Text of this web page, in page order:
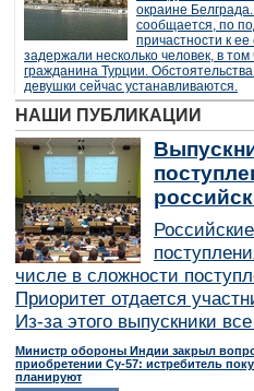
окраине
сообщается, по
причастности к ее
задержали несколько человек, в том
гражданина Турции.
девушки сейчас устанавливаются.
НАШИ ПУБЛИКАЦИИ
числе в сложности
Приоритет отдается
Из-за этого выпускники
Министр обороны Индии закрыл
приобретении Су-57: истребитель
планируют